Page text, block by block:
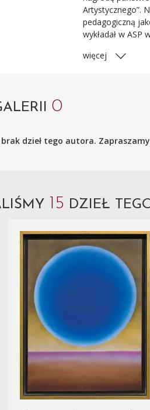
Artystycznego”.
pedagogiczną
wykładał w ASP
więcej
0
dzieł tego autora.
15 DZIEŁ